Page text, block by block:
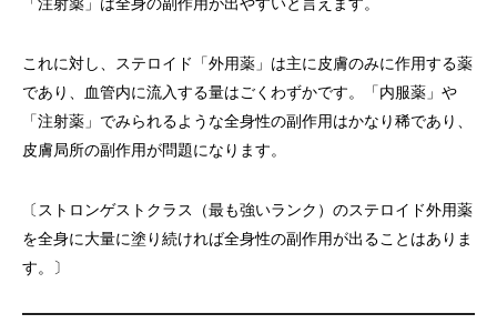
これに対し、ステロイド「外用薬」は主に皮膚のみに作用する薬
であり、血管内に流入する量はごくわずかです。「内服薬」や
「注射薬」でみられるような全身性の副作用はかなり稀であり、
皮膚局所の副作用が問題になります。
〔ストロンゲストクラス（最も強いランク）のステロイド外用薬
を全身に大量に塗り続ければ全身性の副作用が出ることはありま
す。〕